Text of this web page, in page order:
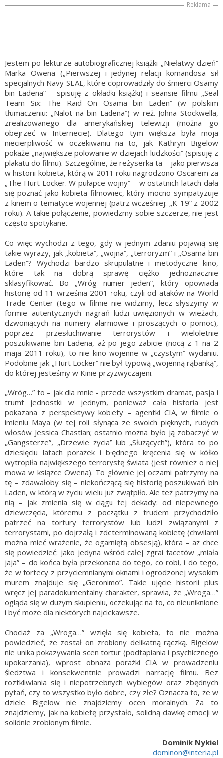
Reklama
Jestem po lekturze autobiograficznej książki „Niełatwy dzień”
Marka Owena („Pierwszej i jedynej relacji komandosa sił
specjalnych Navy SEAL, które doprowadziły do śmierci Osamy
bin Ladena” – spisuję z okładki książki) i seansie filmu „Seal
Team Six: The Raid On Osama bin Laden” (w polskim
tłumaczeniu: „Nalot na bin Ladena”) w reż. Johna Stockwella,
zrealizowanego dla amerykańskiej telewizji (można go
obejrzeć w Internecie). Dlatego tym większa była moja
niecierpliwość w oczekiwaniu na to, jak Kathryn Bigelow
pokaże „największe polowanie w dziejach ludzkości” (spisuję z
plakatu do filmu). Szczególnie, że reżyserka ta – jako pierwsza
w historii kobieta, którą w 2011 roku nagrodzono Oscarem za
„The Hurt Locker. W pułapce wojny” – w ostatnich latach dała
się poznać jako kobieta-filmowiec, który mocno sympatyzuje
z kinem o tematyce wojennej (patrz wcześniej: „K-19” z 2002
roku). A takie połączenie, powiedzmy sobie szczerze, nie jest
często spotykane.
Co więc wychodzi z tego, gdy w jednym zdaniu pojawią się
takie wyrazy, jak „kobieta”, „wojna”, „terroryzm” i „Osama bin
Laden”? Wychodzi bardzo skrupulatne i metodyczne kino,
które tak na dobrą sprawę ciężko jednoznacznie
sklasyfikować. Bo „Wróg numer jeden”, który opowiada
historię od 11 września 2001 roku, czyli od ataków na World
Trade Center (tego w filmie nie widzimy, lecz słyszymy w
formie autentycznych nagrań ludzi uwięzionych w wieżach,
dzwoniących na numery alarmowe i proszących o pomoc),
poprzez przesłuchiwanie terrorystów i wieloletnie
poszukiwanie bin Ladena, aż po jego zabicie (nocą z 1 na 2
maja 2011 roku), to nie kino wojenne w „czystym” wydaniu.
Podobnie jak „Hurt Locker” nie był typową „wojenną rąbanką”,
do której jesteśmy w Kinie przyzwyczajeni.
„Wróg…” to – jak dla mnie - przede wszystkim dramat, pasja i
trumf jednostki w jednym, ponieważ cała historia jest
pokazana z perspektywy kobiety – agentki CIA, w filmie o
imieniu Maya (w tej roli słynąca ze swoich pięknych, rudych
włosów Jessica Chastian; ostatnio można było ją zobaczyć w
„Gangsterze”, „Drzewie życia” lub „Służących”), która to po
dziesięciu latach porażek i błędnego kręcenia się w kółko
wytropiła największego terrorystę świata (jest również o niej
mowa w książce Owena). To głównie jej oczami patrzymy na
tę – zdawałoby się – niekończącą się historię poszukiwań bin
Laden, w którą w życiu wielu już zwątpiło. Ale też patrzymy na
nią – jak zmienia się w ciągu tej dekady: od niepewnego
dziewczęcia, któremu z początku z trudem przychodziło
patrzeć na tortury terrorystów lub ludzi związanymi z
terrorystami, po dojrzałą i zdeterminowaną kobietę (chwilami
można mieć wrażenie, że ogarniętą obsesją), która – aż chce
się powiedzieć: jako jedyna wśród całej zgrai facetów „miała
jaja” – do końca była przekonana do tego, co robi, i do tego,
że w fortecy z przyciemnianymi oknami i ogrodzonej wysokim
murem znajduje się „Geronimo”. Takie ujęcie historii plus
wręcz jej paradokumentalny charakter, sprawia, że „Wroga…”
ogląda się w dużym skupieniu, oczekując na to, co nieuniknione
i być może dla niektórych najciekawsze.
Chociaż za „Wroga…” wzięła się kobieta, to nie można
powiedzieć, że został on zrobiony delikatną rączką. Bigelow
nie unika pokazywania scen tortur (podtapiania i psychicznego
upokarzania), wprost obnaża porażki CIA w prowadzeniu
śledztwa i konsekwentnie prowadzi narrację filmu. Bez
roztkliwiania się i niepotrzebnych wybiegów oraz zbędnych
pytań, czy to wszystko było dobre, czy złe? Oznacza to, że w
dziele Bigelow nie znajdziemy ocen moralnych. Za to
znajdziemy, jak na kobietę przystało, solidną dawkę emocji w
solidnie zrobionym filmie.
Dominik Nykiel
dominon@interia.pl